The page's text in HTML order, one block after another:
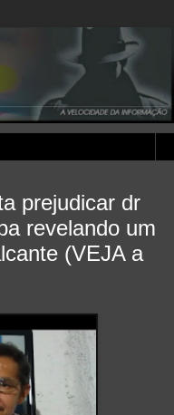
prejudicar dr
revelando um
(VEJA a